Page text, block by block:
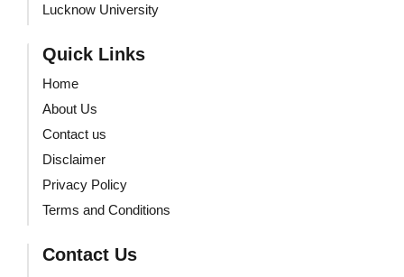
Lucknow University
Quick Links
Home
About Us
Contact us
Disclaimer
Privacy Policy
Terms and Conditions
Contact Us